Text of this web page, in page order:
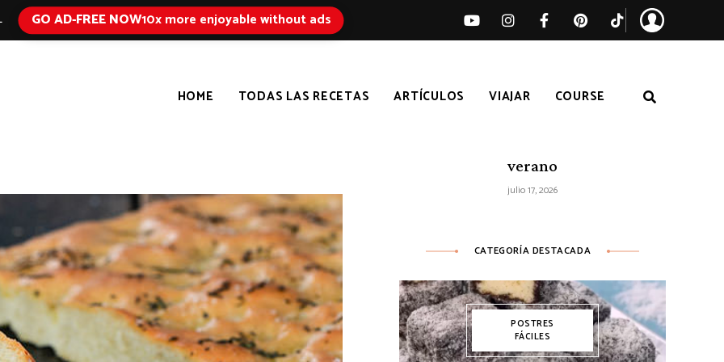
GO AD-FREE NOW10x more enjoyable without ads
HOME TODAS LAS RECETAS ARTÍCULOS VIAJAR COURSE
verano
julio 17, 2026
CATEGORÍA DESTACADA
POSTRES
FÁCILES